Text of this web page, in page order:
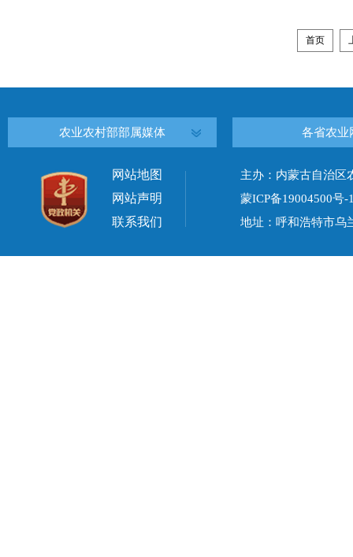
首页
农业农村部部属媒体 各省农业
网站地图
网站声明
联系我们
主办：内蒙古自治
蒙ICP备19004500号-
地址：呼和浩特市